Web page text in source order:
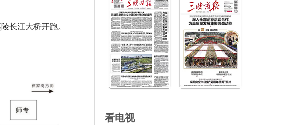
长江大桥开跑。
看电视